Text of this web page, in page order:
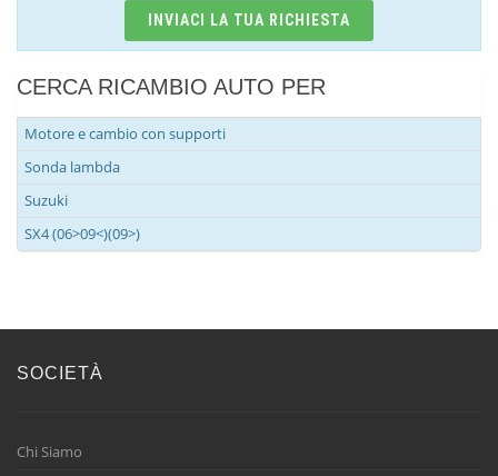
INVIACI LA TUA RICHIESTA
CERCA RICAMBIO AUTO PER
Motore e cambio con supporti
Sonda lambda
Suzuki
SX4 (06>09<)(09>)
SOCIETÀ
Chi Siamo